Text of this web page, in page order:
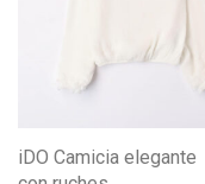
iDO Camicia elegante